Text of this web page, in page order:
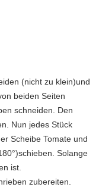
(nicht zu klein)und
beiden Seiten
schneiden. Den
Nun jedes Stück
Scheibe Tomate und
Solange
ist.
zubereiten.